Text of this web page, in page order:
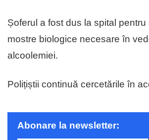
Șoferul a fost dus la spital
mostre biologice necesare în
alcoolemiei.
Polițiștii continuă cercetările în
Abonare la newsletter: